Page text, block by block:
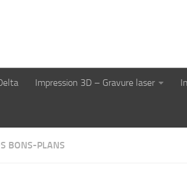
Impression 3D – Gravure laser
BONS-PLANS